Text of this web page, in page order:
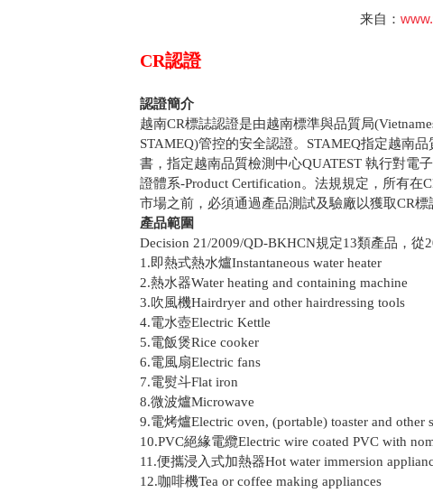
来自：
CR認證
認證簡介
越南CR標誌認證是由越南標準與品質局
STAMEQ)管控的安全認證。STAMEQ指定越南
書，指定越南品質檢測中心QUATEST 執行對電
證體系-Product Certification。法規規定，所有
市場之前，必須通過產品測試及驗廠以獲取CR標
產品範圍
Decision 21/2009/QD-BKHCN規定13類產品，從
1.即熱式熱水爐Instantaneous water heater
2.熱水器Water heating and containing machine
3.吹風機Hairdryer and other hairdressing tools
4.電水壺Electric Kettle
5.電飯煲Rice cooker
6.電風扇Electric fans
7.電熨斗Flat iron
8.微波爐Microwave
9.電烤爐Electric oven, (portable) toaster and other
10.PVC絕緣電纜Electric wire coated PVC with
11.便攜浸入式加熱器Hot water immersion
12.咖啡機Tea or coffee making appliances